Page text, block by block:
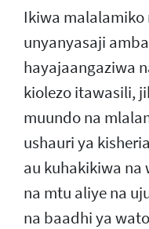
Ikiwa malalamiko
unyanyasaji
hayajaangaziwa
kiolezo itawasili,
muundo na
ushauri ya
au kuhakikiwa
na mtu aliye na
na baadhi ya